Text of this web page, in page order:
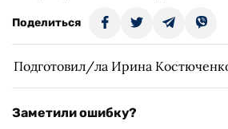
Поделиться
Подготовил/ла Ирина
Заметили ошибку?